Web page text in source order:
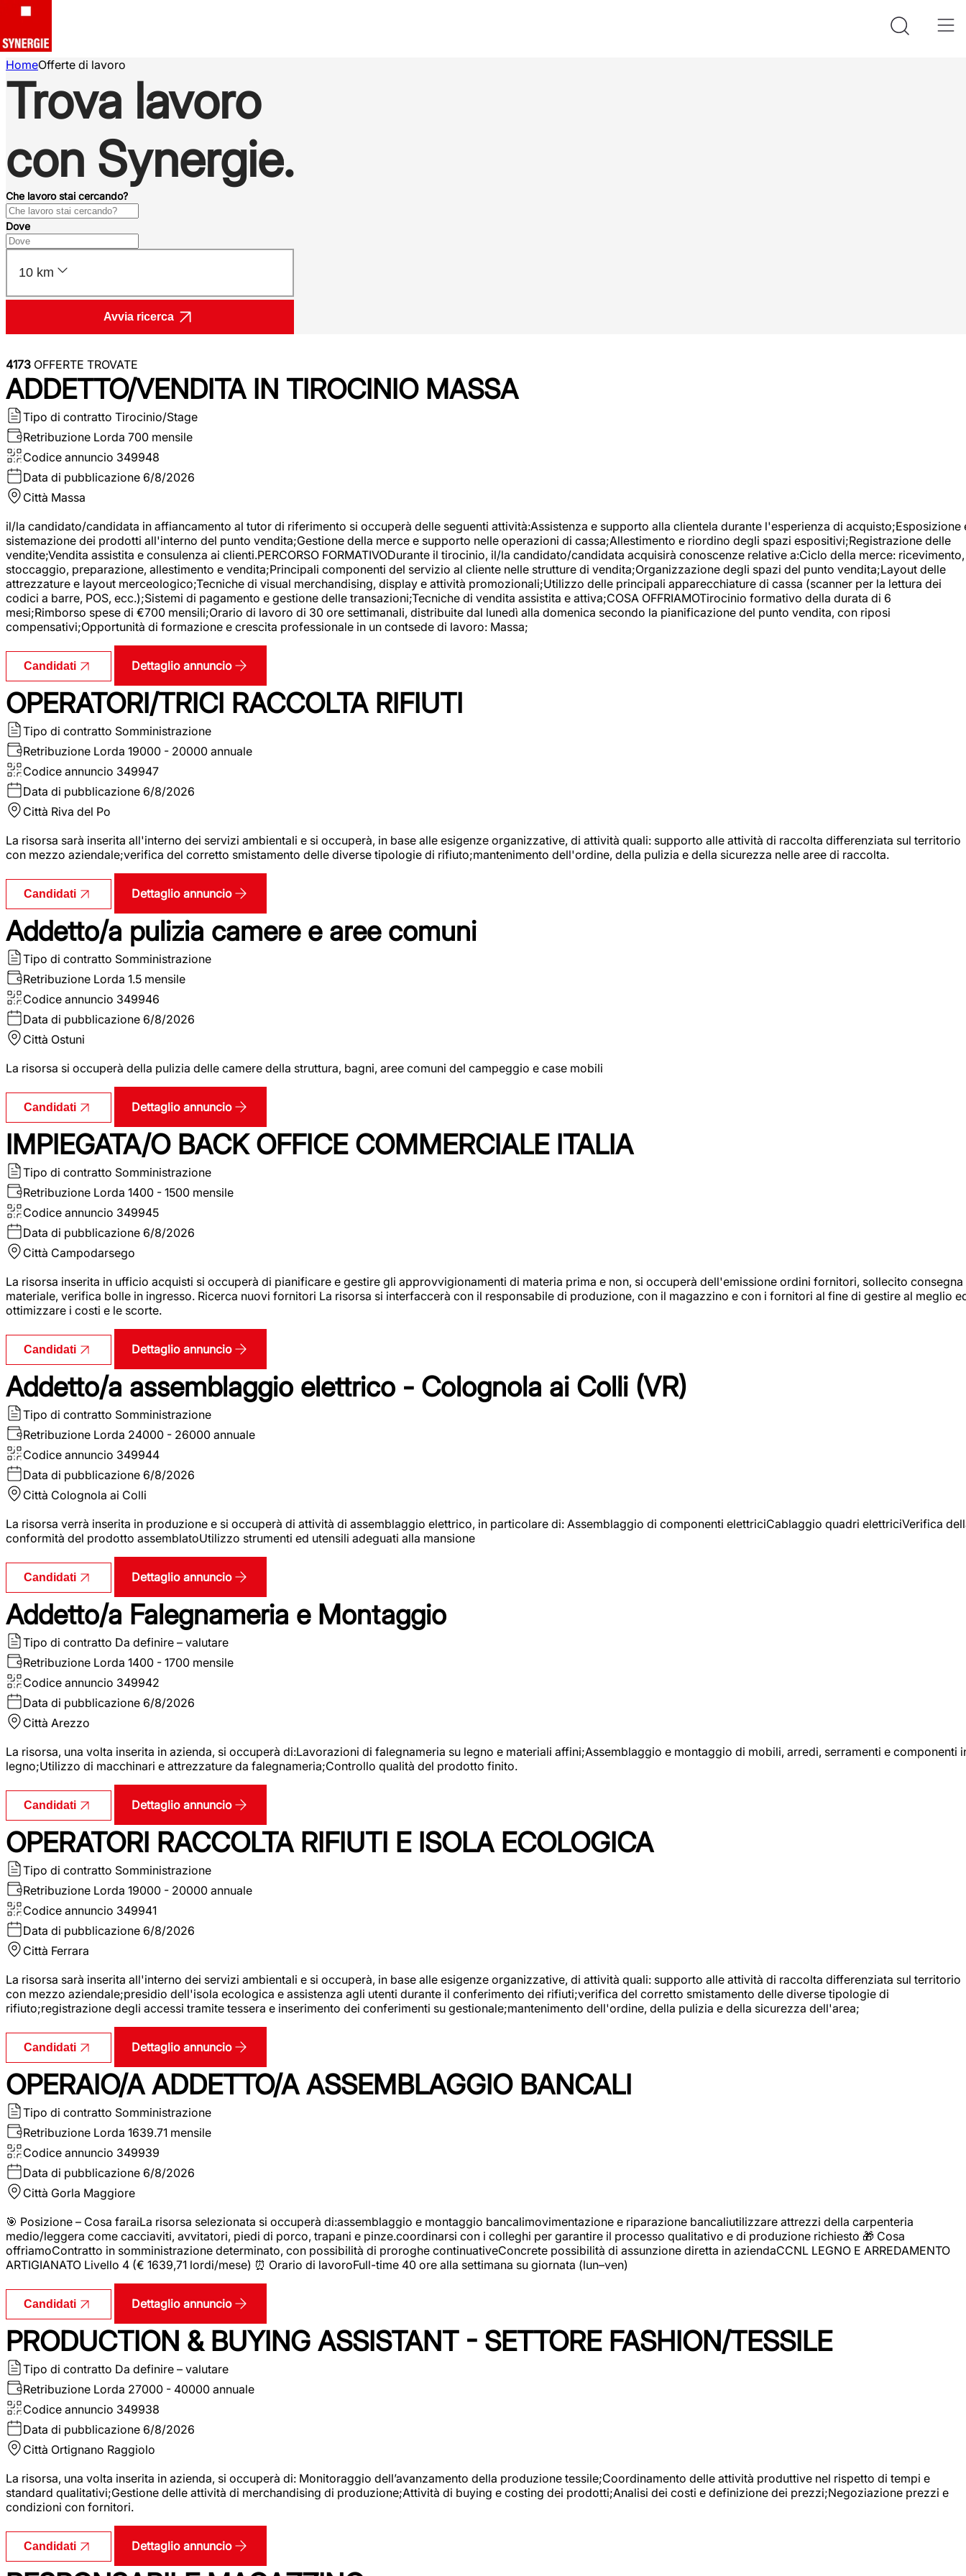
HomeOfferte di lavoro
Trova lavoro
con Synergie.
Che lavoro stai cercando?
Dove
10 km
Avvia ricerca
4173 OFFERTE TROVATE
ADDETTO/VENDITA IN TIROCINIO MASSA
Tipo di contratto Tirocinio/Stage
Retribuzione Lorda 700 mensile
Codice annuncio 349948
Data di pubblicazione 6/8/2026
Città Massa
il/la candidato/candidata in affiancamento al tutor di riferimento si occuperà delle seguenti attività:Assistenza e supporto alla clientela durante l'esperienza di acquisto;Esposizione
sistemazione dei prodotti all'interno del punto vendita;Gestione della merce e supporto nelle operazioni di cassa;Allestimento e riordino degli spazi espositivi;Registrazione delle
vendite;Vendita assistita e consulenza ai clienti.PERCORSO FORMATIVODurante il tirocinio, il/la candidato/candidata acquisirà conoscenze relative a:Ciclo della merce: ricevimento,
stoccaggio, preparazione, allestimento e vendita;Principali componenti del servizio al cliente nelle strutture di vendita;Organizzazione degli spazi del punto vendita;Layout delle
attrezzature e layout merceologico;Tecniche di visual merchandising, display e attività promozionali;Utilizzo delle principali apparecchiature di cassa (scanner per la lettura dei
codici a barre, POS, ecc.);Sistemi di pagamento e gestione delle transazioni;Tecniche di vendita assistita e attiva;COSA OFFRIAMOTirocinio formativo della durata di 6
mesi;Rimborso spese di €700 mensili;Orario di lavoro di 30 ore settimanali, distribuite dal lunedì alla domenica secondo la pianificazione del punto vendita, con riposi
compensativi;Opportunità di formazione e crescita professionale in un contsede di lavoro: Massa;
Candidati Dettaglio annuncio
OPERATORI/TRICI RACCOLTA RIFIUTI
Tipo di contratto Somministrazione
Retribuzione Lorda 19000 - 20000 annuale
Codice annuncio 349947
Data di pubblicazione 6/8/2026
Città Riva del Po
La risorsa sarà inserita all'interno dei servizi ambientali e si occuperà, in base alle esigenze organizzative, di attività quali: supporto alle attività di raccolta differenziata sul territorio
con mezzo aziendale;verifica del corretto smistamento delle diverse tipologie di rifiuto;mantenimento dell'ordine, della pulizia e della sicurezza nelle aree di raccolta.
Candidati Dettaglio annuncio
Addetto/a pulizia camere e aree comuni
Tipo di contratto Somministrazione
Retribuzione Lorda 1.5 mensile
Codice annuncio 349946
Data di pubblicazione 6/8/2026
Città Ostuni
La risorsa si occuperà della pulizia delle camere della struttura, bagni, aree comuni del campeggio e case mobili
Candidati Dettaglio annuncio
IMPIEGATA/O BACK OFFICE COMMERCIALE ITALIA
Tipo di contratto Somministrazione
Retribuzione Lorda 1400 - 1500 mensile
Codice annuncio 349945
Data di pubblicazione 6/8/2026
Città Campodarsego
La risorsa inserita in ufficio acquisti si occuperà di pianificare e gestire gli approvvigionamenti di materia prima e non, si occuperà dell'emissione ordini fornitori, sollecito consegna
materiale, verifica bolle in ingresso. Ricerca nuovi fornitori La risorsa si interfaccerà con il responsabile di produzione, con il magazzino e con i fornitori al fine di gestire al meglio
ottimizzare i costi e le scorte.
Candidati Dettaglio annuncio
Addetto/a assemblaggio elettrico - Colognola ai Colli (VR)
Tipo di contratto Somministrazione
Retribuzione Lorda 24000 - 26000 annuale
Codice annuncio 349944
Data di pubblicazione 6/8/2026
Città Colognola ai Colli
La risorsa verrà inserita in produzione e si occuperà di attività di assemblaggio elettrico, in particolare di: Assemblaggio di componenti elettriciCablaggio quadri elettriciVerifica
conformità del prodotto assemblatoUtilizzo strumenti ed utensili adeguati alla mansione
Candidati Dettaglio annuncio
Addetto/a Falegnameria e Montaggio
Tipo di contratto Da definire – valutare
Retribuzione Lorda 1400 - 1700 mensile
Codice annuncio 349942
Data di pubblicazione 6/8/2026
Città Arezzo
La risorsa, una volta inserita in azienda, si occuperà di:Lavorazioni di falegnameria su legno e materiali affini;Assemblaggio e montaggio di mobili, arredi, serramenti e componenti
legno;Utilizzo di macchinari e attrezzature da falegnameria;Controllo qualità del prodotto finito.
Candidati Dettaglio annuncio
OPERATORI RACCOLTA RIFIUTI E ISOLA ECOLOGICA
Tipo di contratto Somministrazione
Retribuzione Lorda 19000 - 20000 annuale
Codice annuncio 349941
Data di pubblicazione 6/8/2026
Città Ferrara
La risorsa sarà inserita all'interno dei servizi ambientali e si occuperà, in base alle esigenze organizzative, di attività quali: supporto alle attività di raccolta differenziata sul territorio
con mezzo aziendale;presidio dell'isola ecologica e assistenza agli utenti durante il conferimento dei rifiuti;verifica del corretto smistamento delle diverse tipologie di
rifiuto;registrazione degli accessi tramite tessera e inserimento dei conferimenti su gestionale;mantenimento dell'ordine, della pulizia e della sicurezza dell'area;
Candidati Dettaglio annuncio
OPERAIO/A ADDETTO/A ASSEMBLAGGIO BANCALI
Tipo di contratto Somministrazione
Retribuzione Lorda 1639.71 mensile
Codice annuncio 349939
Data di pubblicazione 6/8/2026
Città Gorla Maggiore
🎯 Posizione – Cosa faraiLa risorsa selezionata si occuperà di:assemblaggio e montaggio bancalimovimentazione e riparazione bancaliutilizzare attrezzi della carpenteria
medio/leggera come cacciaviti, avvitatori, piedi di porco, trapani e pinze.coordinarsi con i colleghi per garantire il processo qualitativo e di produzione richiesto 🎁 Cosa
offriamoContratto in somministrazione determinato, con possibilità di proroghe continuativeConcrete possibilità di assunzione diretta in aziendaCCNL LEGNO E ARREDAMENTO
ARTIGIANATO Livello 4 (€ 1639,71 lordi/mese) ⏰ Orario di lavoroFull-time 40 ore alla settimana su giornata (lun–ven)
Candidati Dettaglio annuncio
PRODUCTION & BUYING ASSISTANT - SETTORE FASHION/TESSILE
Tipo di contratto Da definire – valutare
Retribuzione Lorda 27000 - 40000 annuale
Codice annuncio 349938
Data di pubblicazione 6/8/2026
Città Ortignano Raggiolo
La risorsa, una volta inserita in azienda, si occuperà di: Monitoraggio dell’avanzamento della produzione tessile;Coordinamento delle attività produttive nel rispetto di tempi e
standard qualitativi;Gestione delle attività di merchandising di produzione;Attività di buying e costing dei prodotti;Analisi dei costi e definizione dei prezzi;Negoziazione prezzi e
condizioni con fornitori.
Candidati Dettaglio annuncio